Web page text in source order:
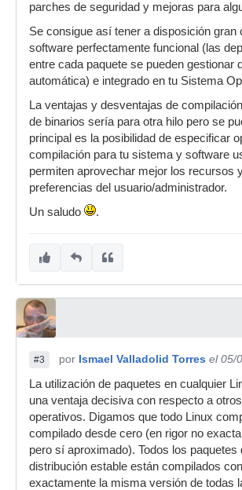
parches de seguridad y mejoras para
Se consigue así tener a disposición gran
software perfectamente funcional (las
entre cada paquete se pueden gestionar
automática) e integrado en tu Sistema
La ventajas y desventajas de
de binarios sería para otra hilo pero se
principal es la posibilidad de especificar
compilación para tu sistema y software
permiten aprovechar mejor los recursos
preferencias del usuario/administrador.
Un saludo
.
#3 por Ismael Valladolid Torres el 05/
La utilización de paquetes en cualquier
una ventaja decisiva con respecto a
operativos. Digamos que todo Linux
compilado desde cero (en rigor no
pero sí aproximado). Todos los paquetes
distribución estable están compilados
exactamente la misma versión de todas